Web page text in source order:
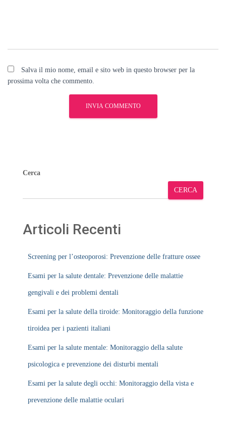
Salva il mio nome, email e sito web in questo browser per la
prossima volta che commento.
Cerca
CERCA
Articoli Recenti
Screening per l’osteoporosi: Prevenzione delle fratture ossee
Esami per la salute dentale: Prevenzione delle malattie
gengivali e dei problemi dentali
Esami per la salute della tiroide: Monitoraggio della funzione
tiroidea per i pazienti italiani
Esami per la salute mentale: Monitoraggio della salute
psicologica e prevenzione dei disturbi mentali
Esami per la salute degli occhi: Monitoraggio della vista e
prevenzione delle malattie oculari